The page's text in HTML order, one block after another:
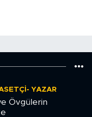
YAZAR
Övgülerin